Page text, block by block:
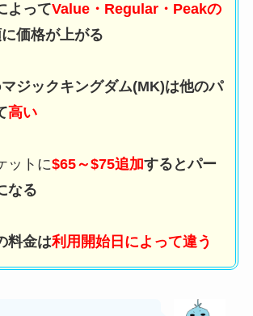
よってValue・Regular・Peakの
価格が上がる
マジックキングダム(MK)は他のパ
高い
ットに$65～$75追加するとパー
なる
料金は利用開始日によって違う